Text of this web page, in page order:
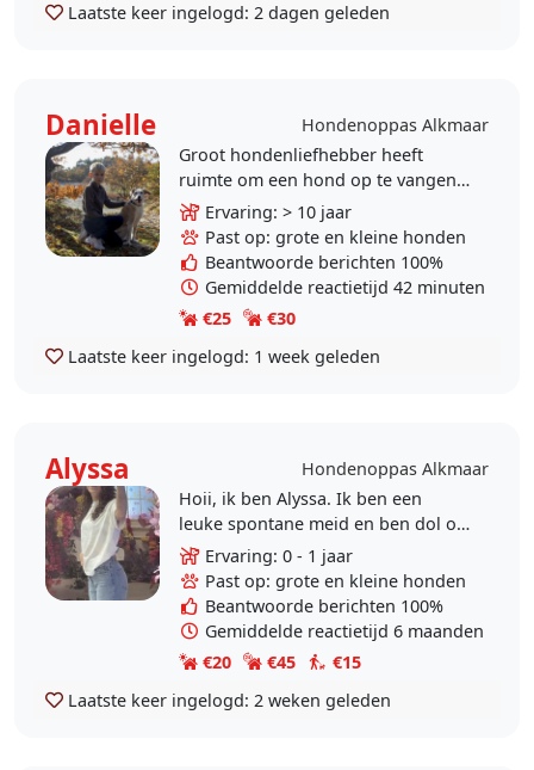
Laatste keer ingelogd: 2 dagen geleden
Danielle
Hondenoppas Alkmaar
Groot hondenliefhebber heeft
ruimte om een hond op te vangen.
Zelf hebben we een kruising uit
Roemenie, een reu van ongeveer
negen jaar oud. De hond..
Ervaring: > 10 jaar
Past op: grote en kleine honden
Beantwoorde berichten 100%
Gemiddelde reactietijd 42 minuten
€25
€30
Laatste keer ingelogd: 1 week geleden
Alyssa
Hondenoppas Alkmaar
Hoii, ik ben Alyssa. Ik ben een
leuke spontane meid en ben dol op
honden. Ik ben 18 jarige HBO
student. ik bied dagopvang bij uw
thuis aan. Ook ben..
Ervaring: 0 - 1 jaar
Past op: grote en kleine honden
Beantwoorde berichten 100%
Gemiddelde reactietijd 6 maanden
€20
€45
€15
Laatste keer ingelogd: 2 weken geleden